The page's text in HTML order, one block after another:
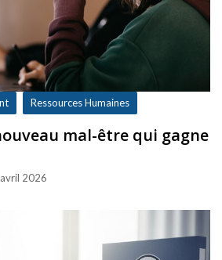
Ressources Humaines
mal-être qui gagne
2026